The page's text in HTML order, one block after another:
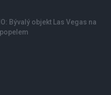
Bývalý objekt Las Vegas na